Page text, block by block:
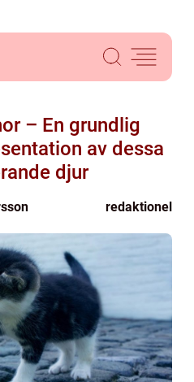
– En grundlig
av dessa
djur
redaktionel